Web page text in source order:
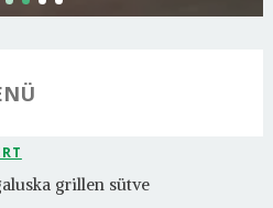
grillen sütve